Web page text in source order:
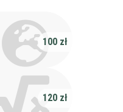
100 zł
120 zł